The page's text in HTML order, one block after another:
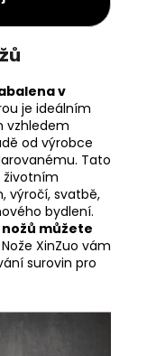
v
je ideálním
vzhledem
od výrobce
Tato
životním
výročí, svatbě,
bydlení.
můžete
Nože XinZuo vám
surovin pro